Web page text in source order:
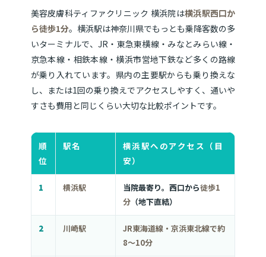
美容皮膚科ティファクリニック 横浜院は横浜駅西口か
ら徒歩1分。横浜駅は神奈川県でもっとも乗降客数の多
いターミナルで、JR・東急東横線・みなとみらい線・
京急本線・相鉄本線・横浜市営地下鉄など多くの路線
が乗り入れています。県内の主要駅からも乗り換えな
し、または1回の乗り換えでアクセスしやすく、通いや
すさも費用と同じくらい大切な比較ポイントです。
順
位
駅名
横浜駅へのアクセス（目
安）
1 横浜駅 当院最寄り。西口から徒歩1
分（地下直結）
2 川崎駅
JR東海道線・京浜東北線で約
8〜10分